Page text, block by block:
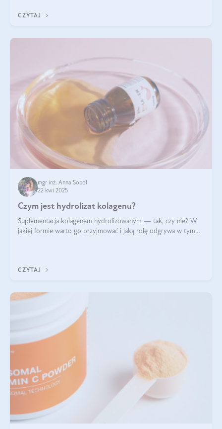
CZYTAJ
mgr inż. Anna Sobol
22 kwi 2025
Czym jest hydrolizat kolagenu?
Suplementacja kolagenem hydrolizowanym — tak, czy nie? W
jakiej formie warto go przyjmować i jaką rolę odgrywa w tym
CZYTAJ